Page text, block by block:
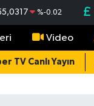
%-0.02
Video
TV Canlı Yayın